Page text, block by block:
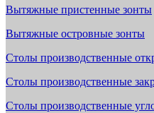
Вытяжные пристенные зонты
Вытяжные островные зонты
Столы производственные
Столы производственные
Столы производственные